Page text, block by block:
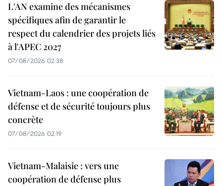
L'AN examine des mécanismes
spécifiques afin de garantir le
respect du calendrier des projets liés
à l'APEC 2027
07/08/2026 02:38
Vietnam-Laos : une coopération de
défense et de sécurité toujours plus
concrète
07/08/2026 02:19
Vietnam-Malaisie : vers une
coopération de défense plus